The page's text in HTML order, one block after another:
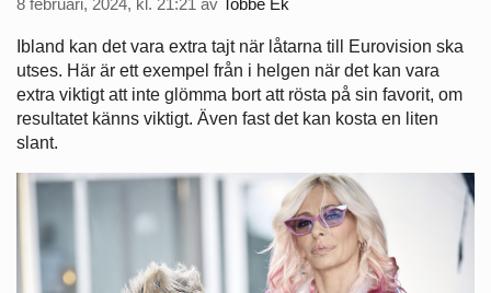
8 februari, 2024, kl. 21:21 av Tobbe Ek
Ibland kan det vara extra tajt när låtarna till Eurovision ska
utses. Här är ett exempel från i helgen när det kan vara
extra viktigt att inte glömma bort att rösta på sin favorit, om
resultatet känns viktigt. Även fast det kan kosta en liten
slant.